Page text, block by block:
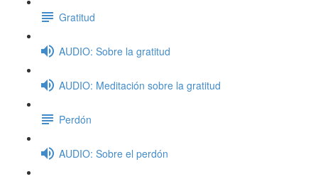
Gratitud
AUDIO: Sobre la gratitud
AUDIO: Meditación sobre la gratitud
Perdón
AUDIO: Sobre el perdón